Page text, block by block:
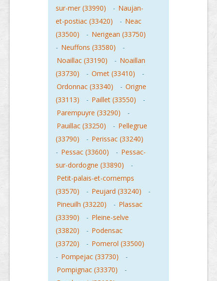
sur-mer (33990)
- Naujan-
et-postiac (33420)
- Neac
(33500)
- Nerigean (33750)
- Neuffons (33580)
-
Noaillac (33190)
- Noaillan
(33730)
- Omet (33410)
-
Ordonnac (33340)
- Origne
(33113)
- Paillet (33550)
-
Parempuyre (33290)
-
Pauillac (33250)
- Pellegrue
(33790)
- Perissac (33240)
- Pessac (33600) - Pessac-
sur-dordogne (33890)
-
Petit-palais-et-cornemps
(33570)
- Peujard (33240)
-
Pineuilh (33220)
- Plassac
(33390)
- Pleine-selve
(33820)
- Podensac
(33720)
- Pomerol (33500)
- Pompejac (33730)
-
Pompignac (33370)
-